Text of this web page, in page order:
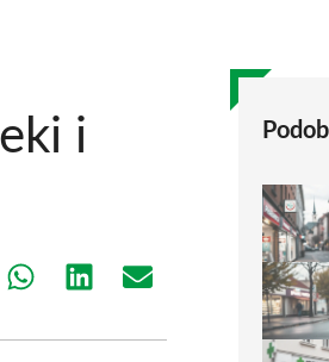
i
Share Share Share